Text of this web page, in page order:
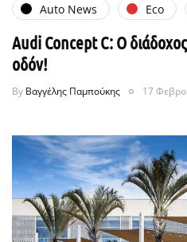
Auto News Eco
Audi Concept C: Ο
οδόν!
By Βαγγέλης Παμπούκης 17